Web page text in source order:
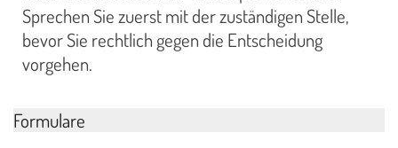
Sprechen Sie zuerst mit der zuständigen Stelle,
bevor Sie rechtlich gegen die Entscheidung
vorgehen.
Formulare